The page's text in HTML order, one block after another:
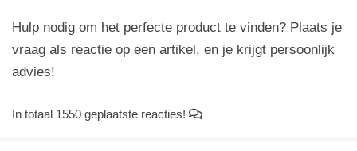
Hulp nodig om het perfecte product te vinden? Plaats je
vraag als reactie op een artikel, en je krijgt persoonlijk
advies!
In totaal 1550 geplaatste reacties!